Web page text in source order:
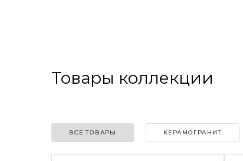
Товары коллекции
ВСЕ ТОВАРЫ КЕРАМОГРАНИТ